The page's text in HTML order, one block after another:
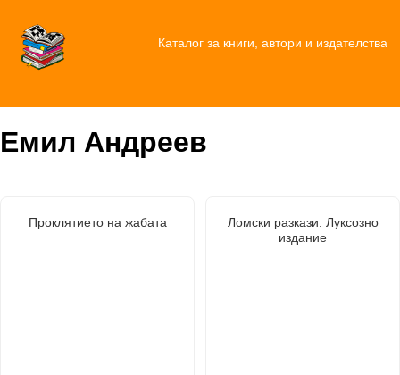
Каталог за книги, автори и издателства
Емил Андреев
Проклятието на жабата
Ломски разкази. Луксозно
издание